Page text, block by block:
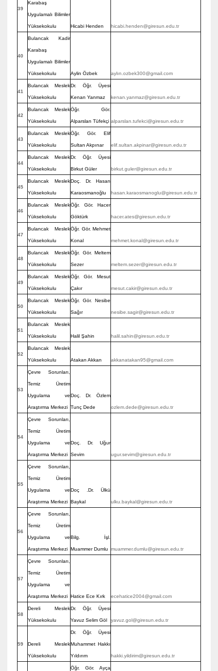
39
Karabaş
Uygulamalı Bilimler
Yüksekokulu Hicabi Henden hicabi.henden@giresun.edu.tr
40
Bulancak Kadir
Karabaş
Uygulamalı Bilimler
Yüksekokulu Aylin Özbek aylın.ozbek300@gmail.com
41
Bulancak Meslek
Yüksekokulu
Dr. Öğr. Üyesi
Kenan Yanmaz kenan.yanmaz@giresun.edu.tr
42
Bulancak Meslek
Yüksekokulu
Öğr. Gör.
Alparslan Tüfekçi alparslan.tufekci@giresun.edu.tr
43
Bulancak Meslek
Yüksekokulu
Öğr. Gör. Elif
Sultan Akpınar elif.sultan.akpinar@giresun.edu.tr
44
Bulancak Meslek
Yüksekokulu
Dr. Öğr. Üyesi
Birkut Güler birkut.guler@giresun.edu.tr
45
Bulancak Meslek
Yüksekokulu
Doç. Dr. Hasan
Karaosmanoğlu hasan.karaosmanoglu@giresun.edu.tr
46
Bulancak Meslek
Yüksekokulu
Öğr. Gör. Hacer
Göktürk hacer.ates@giresun.edu.tr
47
Bulancak Meslek
Yüksekokulu
Öğr. Gör. Mehmet
Konal mehmet.konal@giresun.edu.tr
48
Bulancak Meslek
Yüksekokulu
Öğr. Gör. Meltem
Sezer meltem.sezer@giresun.edu.tr
49
Bulancak Meslek
Yüksekokulu
Öğr. Gör. Mesut
Çakır mesut.cakir@giresun.edu.tr
50
Bulancak Meslek
Yüksekokulu
Öğr. Gör. Nesibe
Sağır nesibe.sagir@giresun.edu.tr
51
Bulancak Meslek
Yüksekokulu Halil Şahin halil.sahin@giresun.edu.tr
52
Bulancak Meslek
Yüksekokulu Atakan Akkan akkanatakan95@gmail.com
53
Çevre Sorunları,
Temiz Üretim
Uygulama ve
Araştırma Merkezi
Doç. Dr. Özlem
Tunç Dede ozlem.dede@giresun.edu.tr
54
Çevre Sorunları,
Temiz Üretim
Uygulama ve
Araştırma Merkezi
Doç. Dr. Uğur
Sevim ugur.sevim@giresun.edu.tr
55
Çevre Sorunları,
Temiz Üretim
Uygulama ve
Araştırma Merkezi
Doç .Dr. Ülkü
Baykal ulku.baykal@giresun.edu.tr
56
Çevre Sorunları,
Temiz Üretim
Uygulama ve
Araştırma Merkezi
Bilg. İşl.
Muammer Dumlu muammer.dumlu@giresun.edu.tr
57
Çevre Sorunları,
Temiz Üretim
Uygulama ve
Araştırma Merkezi Hatice Ece Kırk ecehatice2004@gmail.com
58
Dereli Meslek
Yüksekokulu
Dr. Öğr. Üyesi
Yavuz Selim Göl yavuz.gol@giresun.edu.tr
59 Dereli Meslek
Yüksekokulu
Dr. Öğr. Üyesi
Muhammet Hakkı
Yıldırım hakki.yildirim@giresun.edu.tr
Öğr. Gör. Ayça